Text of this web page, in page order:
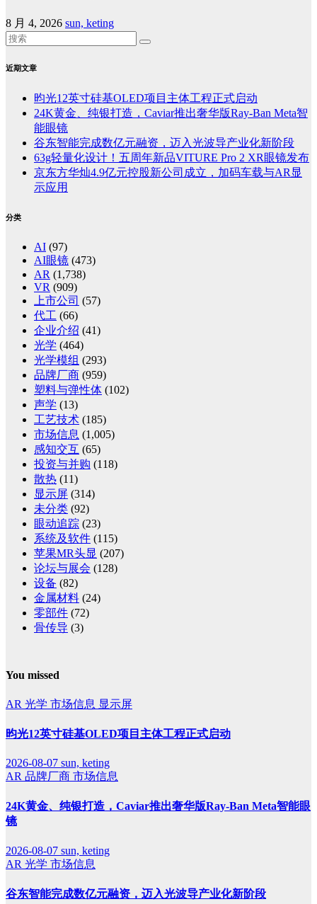
8 月 4, 2026 sun, keting
近期文章
昀光12英寸硅基OLED项目主体工程正式启动
24K黄金、纯银打造，Caviar推出奢华版Ray-Ban Meta智
能眼镜
谷东智能完成数亿元融资，迈入光波导产业化新阶段
63g轻量化设计！五周年新品VITURE Pro 2 XR眼镜发布
京东方华灿4.9亿元控股新公司成立，加码车载与AR显
示应用
分类
AI (97)
AI眼镜 (473)
AR (1,738)
VR (909)
上市公司 (57)
代工 (66)
企业介绍 (41)
光学 (464)
光学模组 (293)
品牌厂商 (959)
塑料与弹性体 (102)
声学 (13)
工艺技术 (185)
市场信息 (1,005)
感知交互 (65)
投资与并购 (118)
散热 (11)
显示屏 (314)
未分类 (92)
眼动追踪 (23)
系统及软件 (115)
苹果MR头显 (207)
论坛与展会 (128)
设备 (82)
金属材料 (24)
零部件 (72)
骨传导 (3)
You missed
AR 光学 市场信息 显示屏
昀光12英寸硅基OLED项目主体工程正式启动
2026-08-07 sun, keting
AR 品牌厂商 市场信息
24K黄金、纯银打造，Caviar推出奢华版Ray-Ban Meta智能眼
镜
2026-08-07 sun, keting
AR 光学 市场信息
谷东智能完成数亿元融资，迈入光波导产业化新阶段